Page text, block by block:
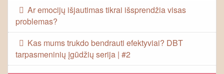
Ar emocijų išjautimas tikrai išsprendžia visas
problemas?
Kas mums trukdo bendrauti efektyviai? DBT
tarpasmeninių įgūdžių serija | #2